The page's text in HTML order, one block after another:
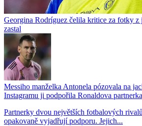
Georgina Rodríguez čelila kritice za fotky z
zastal
Messiho manželka Antonela pózovala na
Instagramu ji podpořila Ronaldova
Partnerky dvou největších fotbalových
opakovaně vyjadřují podporu. Jejich...